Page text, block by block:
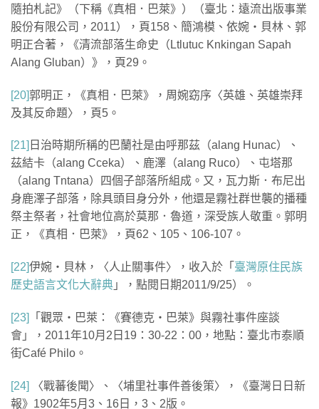
隨拍札記》（下稱《真相．巴萊》）（臺北：遠流出版事業
股份有限公司，2011），頁158、簡鴻模、依婉‧貝林、郭
明正合著，《清流部落生命史（Ltlutuc Knkingan Sapah
Alang Gluban）》，頁29。
[20]郭明正，《真相．巴萊》，周婉窈序〈英雄、英雄崇拜
及其反命題〉，頁5。
[21] 日治時期所稱的巴蘭社是由呼那茲（alang Hunac）、
茲結卡（alang Cceka）、鹿澤（alang Ruco）、屯塔那
（alang Tntana）四個子部落所組成。又，瓦力斯．布尼出
身鹿澤子部落，除具頭目身分外，他還是霧社群世襲的播種
祭主祭者，社會地位高於莫那．魯道，深受族人敬重。郭明
正，《真相．巴萊》，頁62、105、106-107。
[22]伊婉‧貝林，〈人止關事件〉，收入於「 臺灣原住民族
歷史語言文化大辭典 」，點閱日期2011/9/25）。
[23]
「觀眾‧巴萊：《賽德克‧巴萊》與霧社事件座談
會」，2011年10月2日19：30-22：00，地點：臺北市泰順
街Café Philo。
[24]
〈戰蕃後聞〉、〈埔里社事件善後策〉，《臺灣日日新
報》1902年5月3、16日，3、2版。